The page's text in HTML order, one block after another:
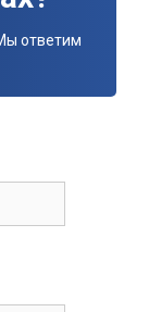
ответим